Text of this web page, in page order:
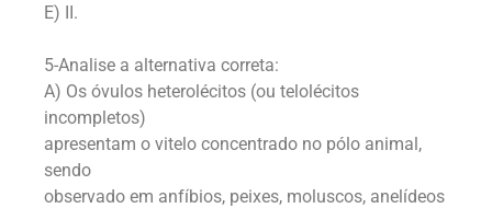
E) II.
5-Analise a alternativa correta:
A) Os óvulos heterolécitos (ou telolécitos
incompletos)
apresentam o vitelo concentrado no pólo animal,
sendo
observado em anfíbios, peixes, moluscos, anelídeos